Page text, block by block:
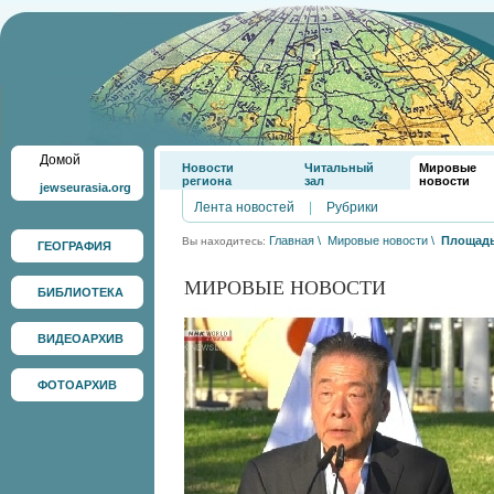
Домой
jewseurasia.org
ГЕОГРАФИЯ
БИБЛИОТЕКА
ВИДЕОАРХИВ
ФОТОАРХИВ
Новости
региона
Читальный
зал
Мировые
новости
Лента новостей Рубрики
Вы находитесь: Главная \ Мировые новости \
МИРОВЫЕ НОВОСТИ